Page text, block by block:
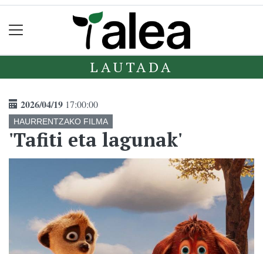
LAUTADA
2026/04/19 17:00:00
HAURRENTZAKO FILMA
'Tafiti eta lagunak'